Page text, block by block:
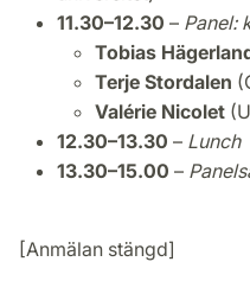
11.30–12.30 – Panel:
Tobias
Terje Stordalen
Valérie Nicolet
12.30–13.30 – Lunch
13.30–15.00 –
[Anmälan stängd]